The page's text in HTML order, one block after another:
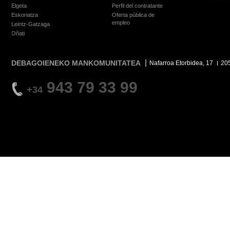
Elgeta
Eskoriatza
Leintz-Gatzaga
Oñati
Perfil del contratante
Oferta pública de
empleo
DEBAGOIENEKO MANKOMUNITATEA Nafarroa Etorbidea, 17
+34 943 79 33 99